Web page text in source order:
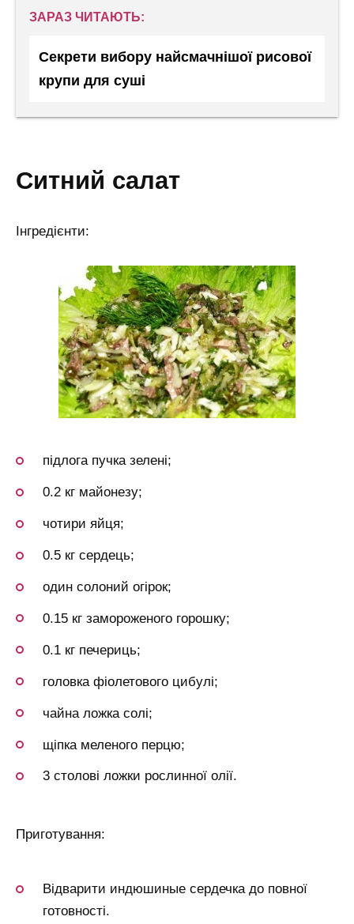
ЗАРАЗ ЧИТАЮТЬ:
Секрети вибору найсмачнішої рисової
крупи для суші
ситний салат
Інгредієнти:
підлога пучка зелені;
0.2 кг майонезу;
чотири яйця;
0.5 кг сердець;
один солоний огірок;
0.15 кг замороженого горошку;
0.1 кг печериць;
головка фіолетового цибулі;
чайна ложка солі;
щіпка меленого перцю;
3 столові ложки рослинної олії.
Приготування:
Відварити индюшиные сердечка до повної
готовності.